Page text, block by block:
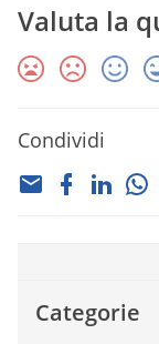
Valuta la
Condividi
Categorie